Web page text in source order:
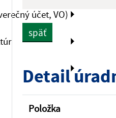
účet, VO)
Filtrovať
späť
Detail
Položka